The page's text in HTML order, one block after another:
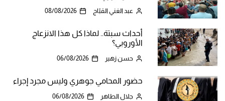
عبد الغني القبّاج 08/08/2026
أحداث سبتة.. لماذا كل هذا الانزعاج
الأوروبي؟
حسن زهير 06/08/2026
حضور المحامي جوهري وليس مجرد إجراء
جلال الطاهر 06/08/2026